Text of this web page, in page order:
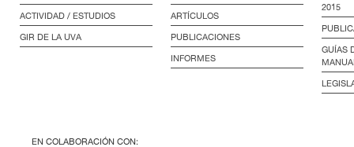
ACTIVIDAD / ESTUDIOS
GIR DE LA UVA
ARTÍCULOS
PUBLICACIONES
INFORMES
2015
GUÍAS
EN COLABORACIÓN CON: